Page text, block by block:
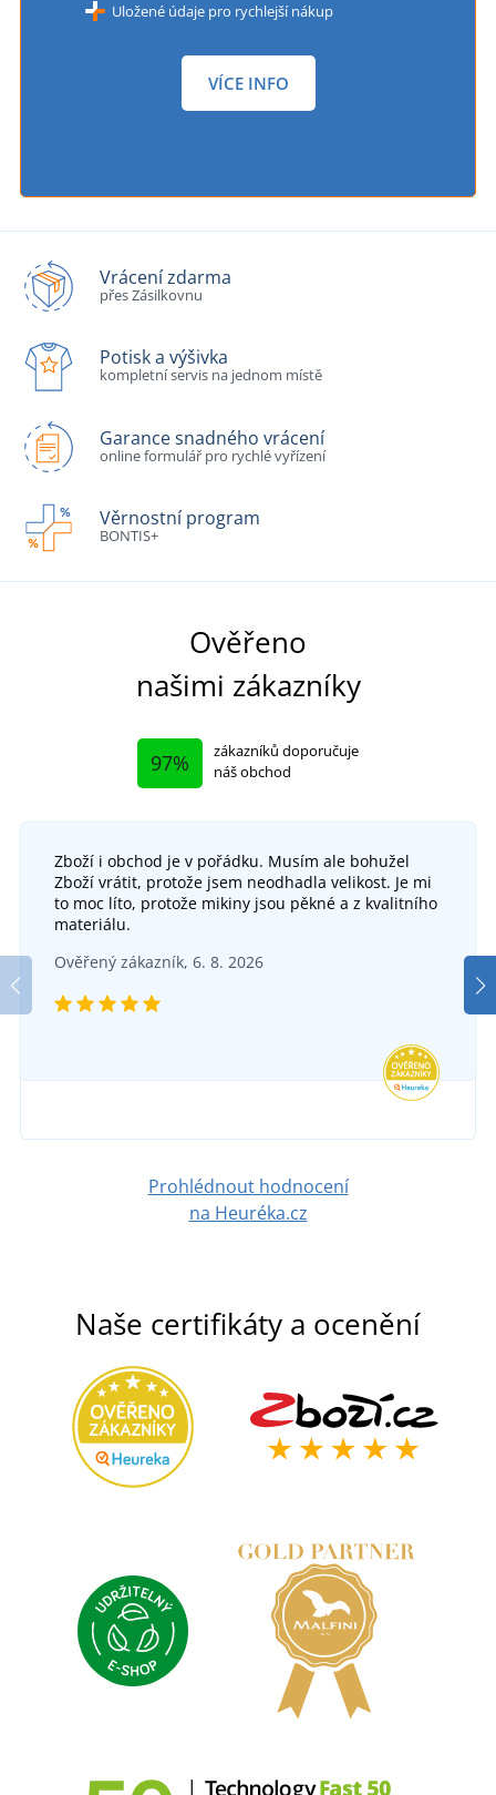
Uložené údaje pro rychlejší nákup
VÍCE INFO
Vrácení zdarma
přes Zásilkovnu
Potisk a výšivka
kompletní servis na jednom místě
Garance snadného vrácení
online formulář pro rychlé vyřízení
Věrnostní program
BONTIS+
Ověřeno
našimi zákazníky
97%
zákazníků doporučuje
náš obchod
Zboží i obchod je v pořádku. Musím ale bohužel
Zboží vrátit, protože jsem neodhadla velikost. Je mi
to moc líto, protože mikiny jsou pěkné a z kvalitního
materiálu.
Ověřený zákazník, 6. 8. 2026
Prohlédnout hodnocení
na Heuréka.cz
Naše certifikáty a ocenění